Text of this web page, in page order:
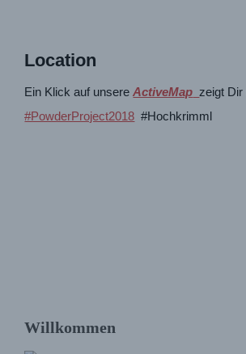
Willkommen
Location
Ein Klick auf unsereActiveMap zeigt Dir
#PowderProject2018 #Hochkrimml